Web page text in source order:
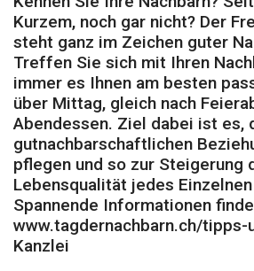
Kurzem, noch gar nicht? Der
steht ganz im Zeichen guter
Treffen Sie sich mit Ihren
immer es Ihnen am besten
über Mittag, gleich nach
Abendessen. Ziel dabei ist es,
gutnachbarschaftlichen
pflegen und so zur Steigerung
Lebensqualität jedes
Spannende Informationen
www.tagdernachbarn.ch/tipps-
Kanzlei